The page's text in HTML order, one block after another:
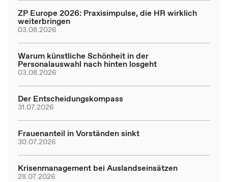
ZP Europe 2026: Praxisimpulse, die HR wirklich
weiterbringen
03.08.2026
Warum künstliche Schönheit in der
Personalauswahl nach hinten losgeht
03.08.2026
Der Entscheidungskompass
31.07.2026
Frauenanteil in Vorständen sinkt
30.07.2026
Krisenmanagement bei Auslandseinsätzen
28.07.2026